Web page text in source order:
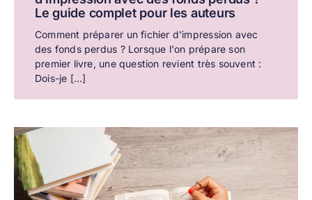
Le guide complet pour les auteurs
Comment préparer un fichier d'impression avec
des fonds perdus ? Lorsque l'on prépare son
premier livre, une question revient très souvent :
Dois-je [...]